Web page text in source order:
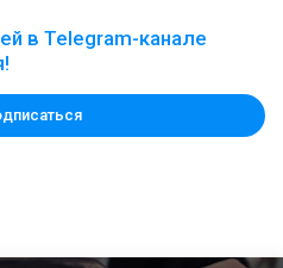
в Telegram-канале